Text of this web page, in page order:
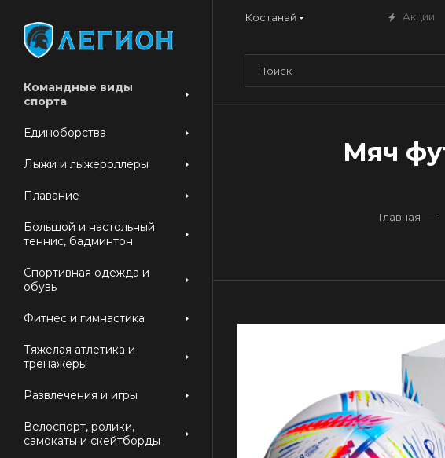
Костанай Акции
Командные виды
спорта
Единоборства
Лыжи и лыжероллеры
Плавание
Большой и настольный
теннис, бадминтон
Спортивная одежда и
обувь
Фитнес и гимнастика
Тяжелая атлетика и
тренажеры
Развлечения и игры
Велоспорт, ролики,
самокаты и скейтборды
Мяч
Главная —